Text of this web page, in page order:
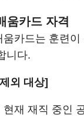
움카드 자격
움카드는 훈련
니다.
외 대상]
현재 재직 중인